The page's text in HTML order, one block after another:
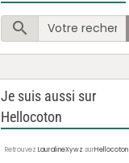
Je suis aussi sur
Hellocoton
RetrouvezLauralineXywz surHellocoton